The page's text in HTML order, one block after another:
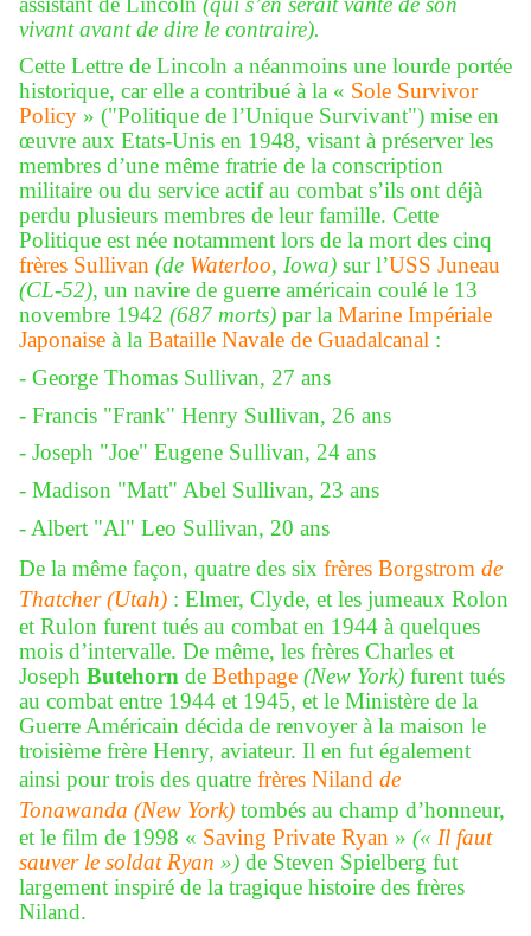
vivant avant de dire le contraire).
Cette Lettre de Lincoln a néanmoins une lourde portée
historique, car elle a contribué à la « Sole Survivor
Policy » ("Politique de l’Unique Survivant") mise en
œuvre aux Etats-Unis en 1948, visant à préserver les
membres d’une même fratrie de la conscription
militaire ou du service actif au combat s’ils ont déjà
perdu plusieurs membres de leur famille. Cette
Politique est née notamment lors de la mort des cinq
frères Sullivan (de Waterloo, Iowa) sur l’USS Juneau
(CL-52), un navire de guerre américain coulé le 13
novembre 1942 (687 morts) par la Marine Impériale
Japonaise à la Bataille Navale de Guadalcanal :
- George Thomas Sullivan, 27 ans
- Francis "Frank" Henry Sullivan, 26 ans
- Joseph "Joe" Eugene Sullivan, 24 ans
- Madison "Matt" Abel Sullivan, 23 ans
- Albert "Al" Leo Sullivan, 20 ans
De la même façon, quatre des six frères Borgstrom de
Thatcher (Utah) : Elmer, Clyde, et les jumeaux Rolon
et Rulon furent tués au combat en 1944 à quelques
mois d’intervalle. De même, les frères Charles et
Joseph Butehorn de Bethpage (New York) furent tués
au combat entre 1944 et 1945, et le Ministère de la
Guerre Américain décida de renvoyer à la maison le
troisième frère Henry, aviateur. Il en fut également
ainsi pour trois des quatre frères Niland de
Tonawanda (New York) tombés au champ d’honneur,
et le film de 1998 « Saving Private Ryan » (« Il faut
sauver le soldat Ryan ») de Steven Spielberg fut
largement inspiré de la tragique histoire des frères
Niland.